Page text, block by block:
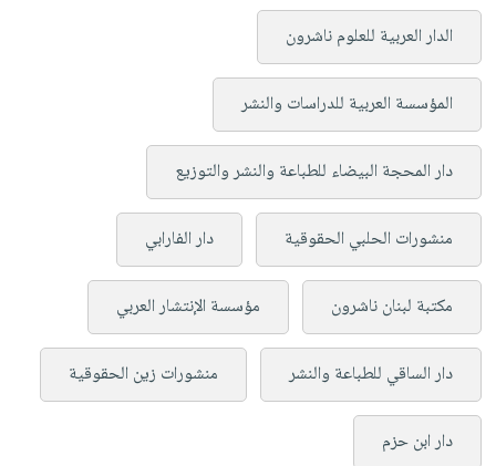
الدار العربية للعلوم ناشرون
المؤسسة العربية للدراسات والنشر
دار المحجة البيضاء للطباعة والنشر والتوزيع
منشورات الحلبي الحقوقية دار الفارابي
مكتبة لبنان ناشرون مؤسسة الإنتشار العربي
دار الساقي للطباعة والنشر منشورات زين الحقوقية
دار ابن حزم